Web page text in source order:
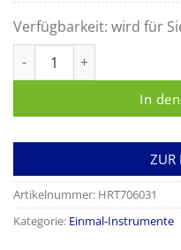
Verfügbarkeit: wird für
In
ZUR
Artikelnummer: HRT706031
Kategorie: Einmal-Instrumente